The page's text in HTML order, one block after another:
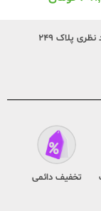
تخفیف دائمی